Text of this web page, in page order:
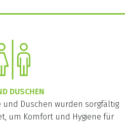
DUSCHEN
und Duschen wurden sorgfältig
um Komfort und Hygiene für